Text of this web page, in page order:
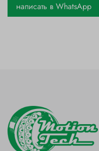
написать в WhatsApp